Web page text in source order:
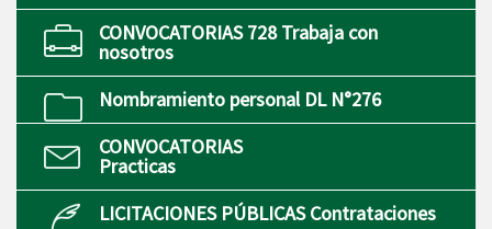
CONVOCATORIAS 728 Trabaja con
nosotros
Nombramiento personal DL N°276
CONVOCATORIAS
Practicas
LICITACIONES PÚBLICAS Contrataciones